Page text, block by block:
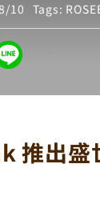
10 Tags:
推出